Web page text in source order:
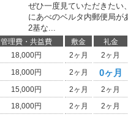
ぜひ一度見ていただきたい
にあべのベルタ内郵便局が
2基な...
管理費・共益費 敷金 礼金
18,000円 2ヶ月 2ヶ月
18,000円 2ヶ月 0ヶ月
15,000円 2ヶ月 2ヶ月
18,000円 2ヶ月 2ヶ月